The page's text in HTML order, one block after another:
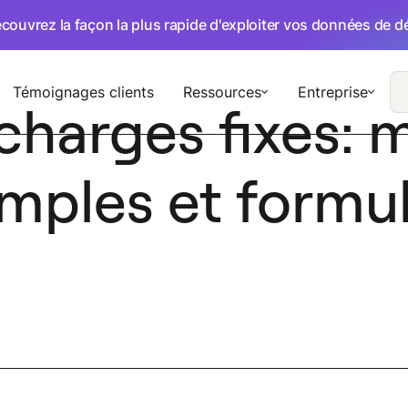
la façon la plus rapide d'exploiter vos données de
Témoignages clients Ressources Entreprise
fixes:
et